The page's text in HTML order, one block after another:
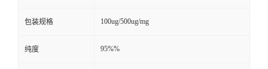
包装规格 100ug/500ug/mg
纯度 95%%